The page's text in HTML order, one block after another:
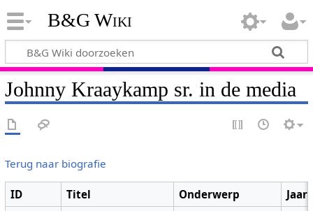
B&G Wiki
Johnny Kraaykamp sr. in de media
Terug naar biografie
ID Titel Onderwerp
Jaar